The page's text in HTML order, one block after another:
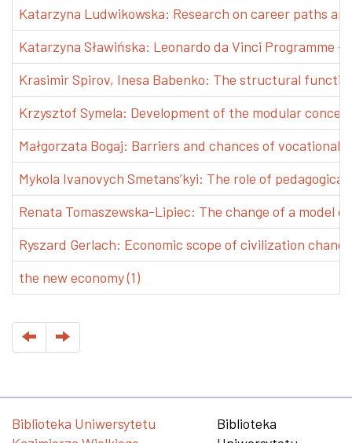
Katarzyna Ludwikowska: Research on career paths
Katarzyna Sławińska: Leonardo da Vinci Programme
Krasimir Spirov, Inesa Babenko: The structural
Krzysztof Symela: Development of the modular
Małgorzata Bogaj: Barriers and chances of vocational
Mykola Ivanovych Smetans’kyi: The role of
Renata Tomaszewska-Lipiec: The change of a model
Ryszard Gerlach: Economic scope of civilization
the new economy (1)
Biblioteka Uniwersytetu
Biblioteka